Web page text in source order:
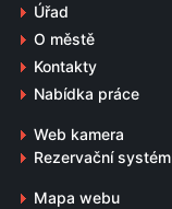
Úřad
O městě
Kontakty
Nabídka práce
Web kamera
Rezervační systém
Mapa webu